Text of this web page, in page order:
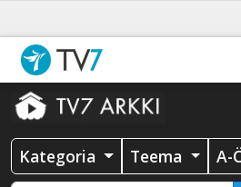
Kategoria Teema A-